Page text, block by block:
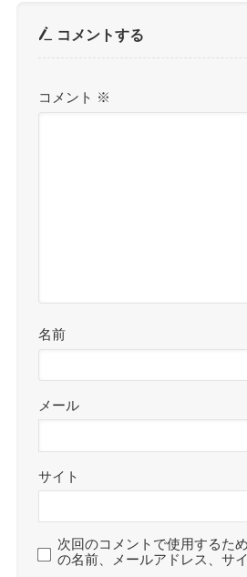
コメントする
コメント ※
名前
メール
サイト
次回のコメントで使用するた
の名前、メールアドレス、サ